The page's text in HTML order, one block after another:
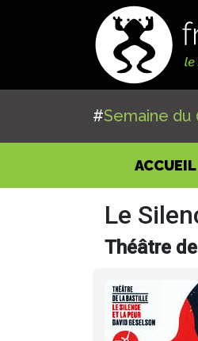
#Semaine du
ACCUEIL
Le
Théâtre